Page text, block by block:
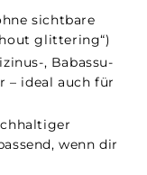
sichtbare
glittering“)
, Babassu-
– ideal auch für
wenn dir